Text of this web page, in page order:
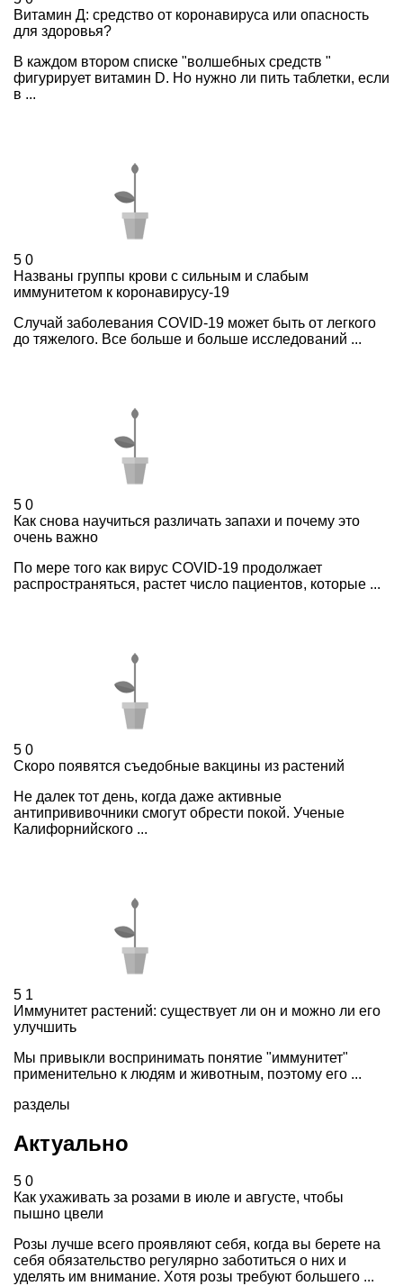
Витамин Д: средство от коронавируса или опасность
для здоровья?
В каждом втором списке "волшебных средств "
фигурирует витамин D. Но нужно ли пить таблетки, если
в ...
5 0
Названы группы крови с сильным и слабым
иммунитетом к коронавирусу-19
Случай заболевания COVID-19 может быть от легкого
до тяжелого. Все больше и больше исследований ...
5 0
Как снова научиться различать запахи и почему это
очень важно
По мере того как вирус COVID-19 продолжает
распространяться, растет число пациентов, которые ...
5 0
Скоро появятся съедобные вакцины из растений
Не далек тот день, когда даже активные
антипрививочники смогут обрести покой. Ученые
Калифорнийского ...
5 1
Иммунитет растений: существует ли он и можно ли его
улучшить
Мы привыкли воспринимать понятие "иммунитет"
применительно к людям и животным, поэтому его ...
разделы
Актуально
5 0
Как ухаживать за розами в июле и августе, чтобы
пышно цвели
Розы лучше всего проявляют себя, когда вы берете на
себя обязательство регулярно заботиться о них и
уделять им внимание. Хотя розы требуют большего ...